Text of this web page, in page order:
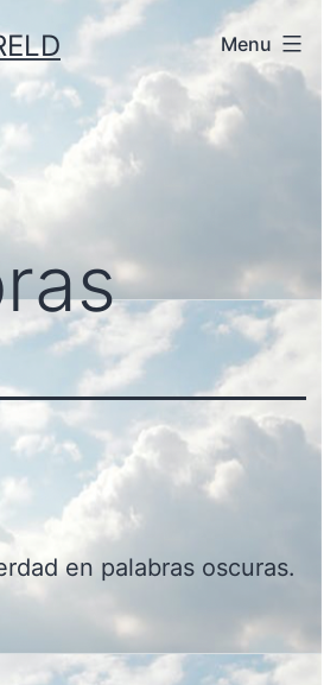
Menu
en palabras oscuras.